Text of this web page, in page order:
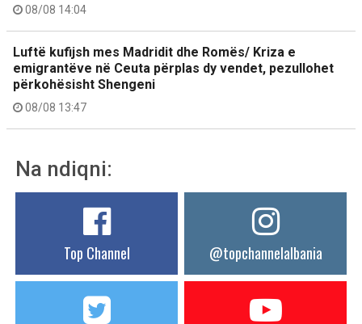
08/08 14:04
Luftë kufijsh mes Madridit dhe Romës/ Kriza e
emigrantëve në Ceuta përplas dy vendet, pezullohet
përkohësisht Shengeni
08/08 13:47
Na ndiqni:
Top Channel @topchannelalbania